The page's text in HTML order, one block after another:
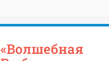
«Волшебная